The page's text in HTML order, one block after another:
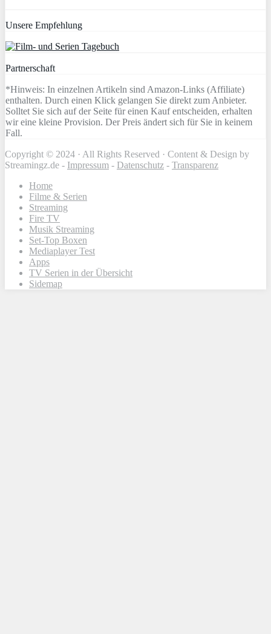
Unsere Empfehlung
Partnerschaft
*Hinweis: In einzelnen Artikeln sind Amazon-Links (Affiliate)
enthalten. Durch einen Klick gelangen Sie direkt zum Anbieter.
Solltet Sie sich auf der Seite für einen Kauf entscheiden, erhalten
wir eine kleine Provision. Der Preis ändert sich für Sie in keinem
Fall.
Copyright © 2024 · All Rights Reserved · Content & Design by
Streamingz.de - Impressum - Datenschutz - Transparenz
Home
Filme & Serien
Streaming
Fire TV
Musik Streaming
Set-Top Boxen
Mediaplayer Test
Apps
TV Serien in der Übersicht
Sidemap